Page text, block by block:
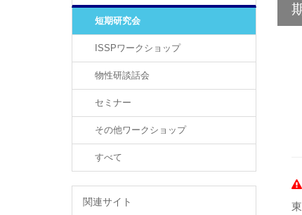
短期研究会
ISSPワークショップ
物性研談話会
セミナー
その他ワークショップ
すべて
関連サイト